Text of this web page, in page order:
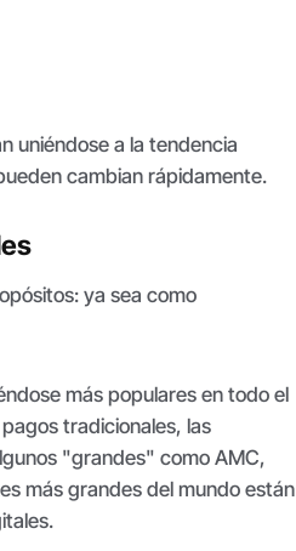
uniéndose a la tendencia
cambian rápidamente.
ya sea como
más populares en todo el
tradicionales, las
"grandes" como AMC,
más grandes del mundo están